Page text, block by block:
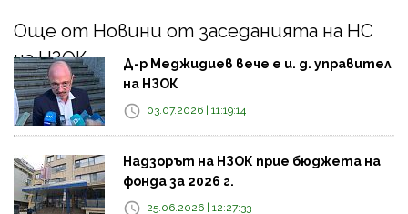
Още от Новини от заседанията на НС
на НЗОК
Д-р Меджидиев вече е и. д. управител
на НЗОК
03.07.2026 | 11:19:14
Надзорът на НЗОК прие бюджета на
фонда за 2026 г.
25.06.2026 | 12:27:33